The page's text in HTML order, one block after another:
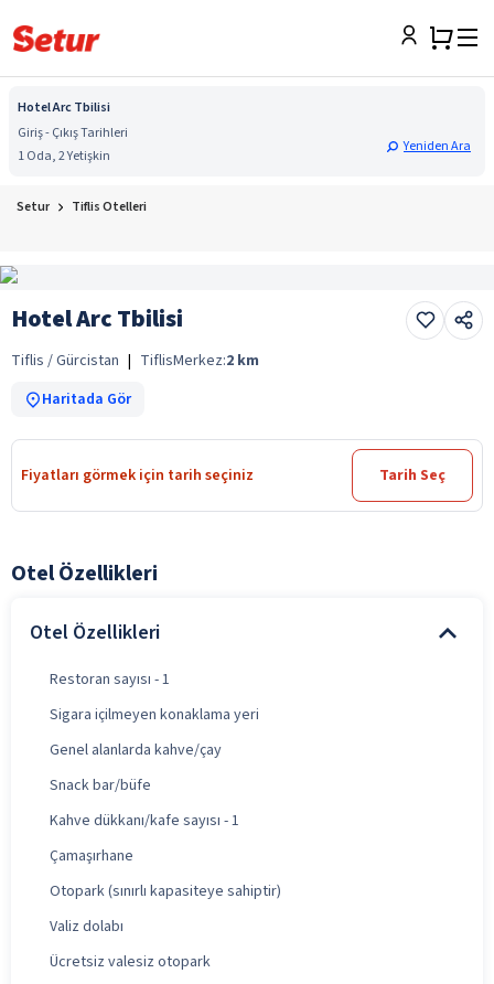
Hotel Arc Tbilisi
Giriş - Çıkış Tarihleri
1 Oda, 2 Yetişkin
Yeniden Ara
Setur Tiflis Otelleri
Hotel Arc Tbilisi
Tiflis / Gürcistan | TiflisMerkez:2 km
Haritada Gör
Fiyatları görmek için tarih seçiniz Tarih Seç
Otel Özellikleri
Otel Özellikleri
Restoran sayısı - 1
Sigara içilmeyen konaklama yeri
Genel alanlarda kahve/çay
Snack bar/büfe
Kahve dükkanı/kafe sayısı - 1
Çamaşırhane
Otopark (sınırlı kapasiteye sahiptir)
Valiz dolabı
Ücretsiz valesiz otopark